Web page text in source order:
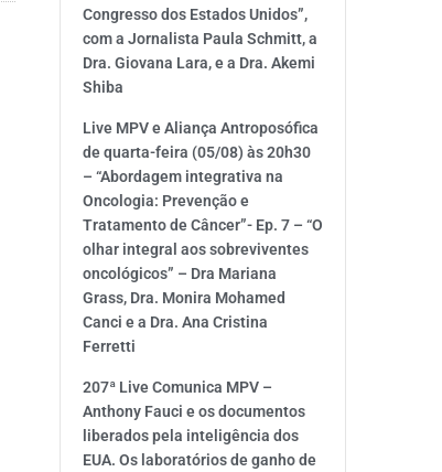
Congresso dos Estados Unidos”,
com a Jornalista Paula Schmitt, a
Dra. Giovana Lara, e a Dra. Akemi
Shiba
Live MPV e Aliança Antroposófica
de quarta-feira (05/08) às 20h30
– “Abordagem integrativa na
Oncologia: Prevenção e
Tratamento de Câncer”- Ep. 7 – “O
olhar integral aos sobreviventes
oncológicos” – Dra Mariana
Grass, Dra. Monira Mohamed
Canci e a Dra. Ana Cristina
Ferretti
207ª Live Comunica MPV –
Anthony Fauci e os documentos
liberados pela inteligência dos
EUA. Os laboratórios de ganho de